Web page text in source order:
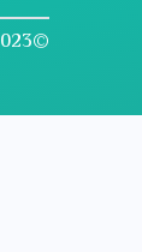
©2023 Topacademy